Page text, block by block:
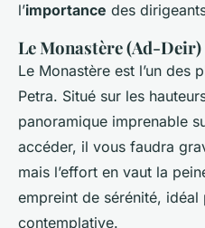
l’importance des
Le Monastère (Ad-Deir)
Le Monastère est l’un des
Petra. Situé sur les
panoramique imprenable
accéder, il vous faudra
mais l’effort en vaut la
empreint de sérénité, idéal
contemplative.